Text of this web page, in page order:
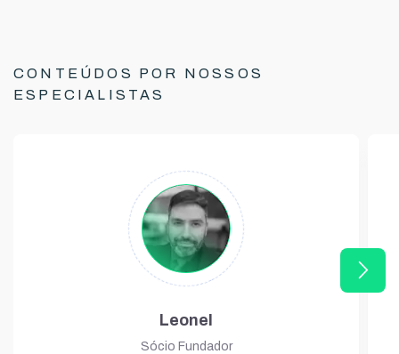
CONTEÚDOS POR NOSSOS
ESPECIALISTAS
Leonel
Sócio Fundador
arrow_forward_ios